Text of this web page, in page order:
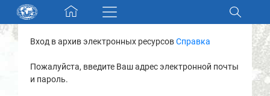
Skip navigation
Разделы и коллекции
Электронный каталог
Вход в архив электронных ресурсовСправка
Пожалуйста, введите Ваш адрес электронной почты
и пароль.